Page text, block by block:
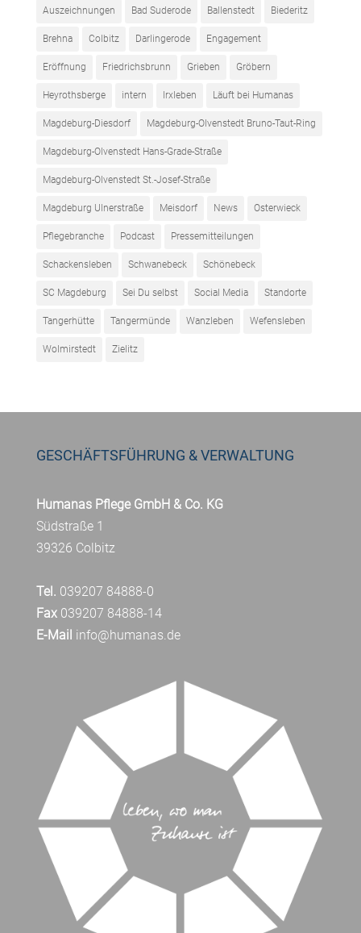
Auszeichnungen Bad Suderode Ballenstedt Biederitz
Brehna Colbitz Darlingerode Engagement
Eröffnung Friedrichsbrunn Grieben Gröbern
Heyrothsberge intern Irxleben Läuft bei Humanas
Magdeburg-Diesdorf Magdeburg-Olvenstedt Bruno-Taut-Ring
Magdeburg-Olvenstedt Hans-Grade-Straße
Magdeburg-Olvenstedt St.-Josef-Straße
Magdeburg Ulnerstraße Meisdorf News Osterwieck
Pflegebranche Podcast Pressemitteilungen
Schackensleben Schwanebeck Schönebeck
SC Magdeburg Sei Du selbst Social Media Standorte
Tangerhütte Tangermünde Wanzleben Wefensleben
Wolmirstedt Zielitz
GESCHÄFTSFÜHRUNG & VERWALTUNG
Humanas Pflege GmbH & Co. KG
Südstraße 1
39326 Colbitz
Tel. 039207 84888-0
Fax039207 84888-14
E-Mail info@humanas.de